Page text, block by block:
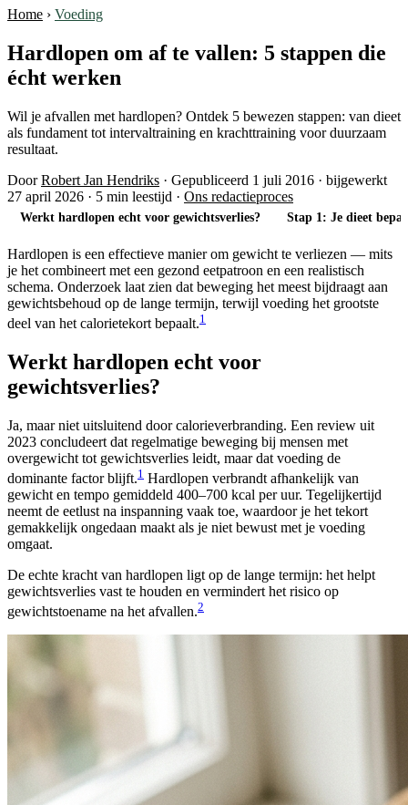
Home › Voeding
Hardlopen om af te vallen: 5 stappen die
écht werken
Wil je afvallen met hardlopen? Ontdek 5 bewezen stappen: van dieet
als fundament tot intervaltraining en krachttraining voor duurzaam
resultaat.
DoorRobert Jan Hendriks · Gepubliceerd 1 juli 2016 · bijgewerkt
27 april 2026 · 5 min leestijd · Ons redactieproces
Werkt hardlopen echt voor gewichtsverlies? Stap 1: Je dieet
Hardlopen is een effectieve manier om gewicht te verliezen — mits
je het combineert met een gezond eetpatroon en een realistisch
schema. Onderzoek laat zien dat beweging het meest bijdraagt aan
gewichtsbehoud op de lange termijn, terwijl voeding het grootste
deel van het calorietekort bepaalt.1
Werkt hardlopen echt voor
gewichtsverlies?
Ja, maar niet uitsluitend door calorieverbranding. Een review uit
2023 concludeert dat regelmatige beweging bij mensen met
overgewicht tot gewichtsverlies leidt, maar dat voeding de
dominante factor blijft.1 Hardlopen verbrandt afhankelijk van
gewicht en tempo gemiddeld 400–700 kcal per uur. Tegelijkertijd
neemt de eetlust na inspanning vaak toe, waardoor je het tekort
gemakkelijk ongedaan maakt als je niet bewust met je voeding
omgaat.
De echte kracht van hardlopen ligt op de lange termijn: het helpt
gewichtsverlies vast te houden en vermindert het risico op
gewichtstoename na het afvallen.2